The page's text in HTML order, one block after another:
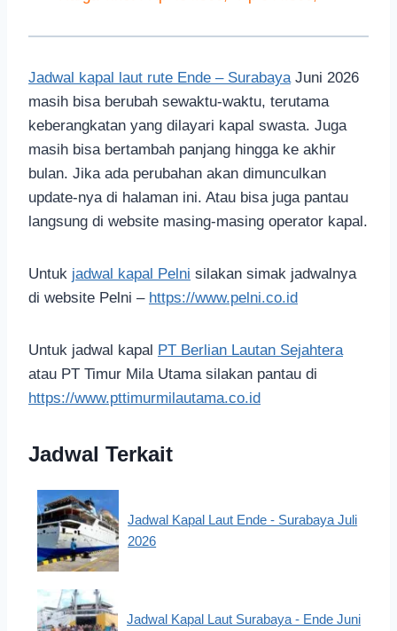
Jadwal kapal laut rute Ende – SurabayaJuni 2026
masih bisa berubah sewaktu-waktu, terutama
keberangkatan yang dilayari kapal swasta. Juga
masih bisa bertambah panjang hingga ke akhir
bulan. Jika ada perubahan akan dimunculkan
update-nya di halaman ini. Atau bisa juga pantau
langsung di website masing-masing operator kapal.
Untuk jadwal kapal Pelni silakan simak jadwalnya
di website Pelni – https://www.pelni.co.id
Untuk jadwal kapal PT Berlian Lautan Sejahtera
atau PT Timur Mila Utama silakan pantau di
https://www.pttimurmilautama.co.id
Jadwal Terkait
Jadwal Kapal Laut Ende - Surabaya Juli
2026
Jadwal Kapal Laut Surabaya - Ende Juni